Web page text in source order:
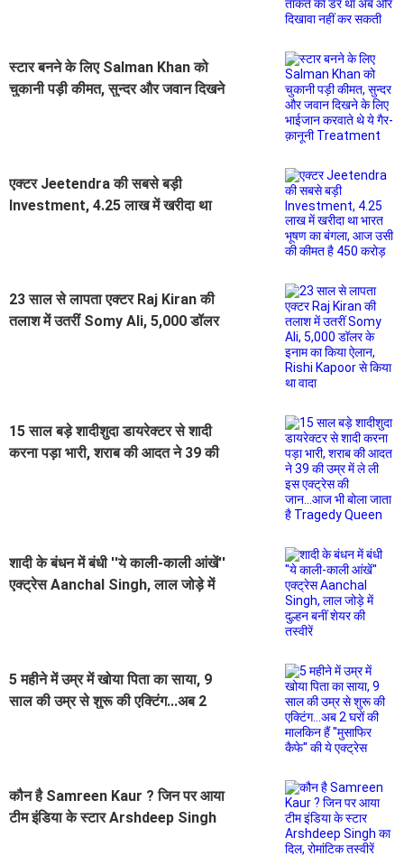
स्टार बनने के लिए Salman Khan को
चुकानी पड़ी कीमत, सुन्दर और जवान दिखने
एक्टर Jeetendra की सबसे बड़ी
Investment, 4.25 लाख में खरीदा था
23 साल से लापता एक्टर Raj Kiran की
तलाश में उतरीं Somy Ali, 5,000 डॉलर
15 साल बड़े शादीशुदा डायरेक्टर से शादी
करना पड़ा भारी, शराब की आदत ने 39 की
शादी के बंधन में बंधी ''ये काली-काली आंखें''
एक्ट्रेस Aanchal Singh, लाल जोड़े में
5 महीने में उम्र में खोया पिता का साया, 9
साल की उम्र से शुरू की एक्टिंग...अब 2
कौन है Samreen Kaur ? जिन पर आया
टीम इंडिया के स्टार Arshdeep Singh